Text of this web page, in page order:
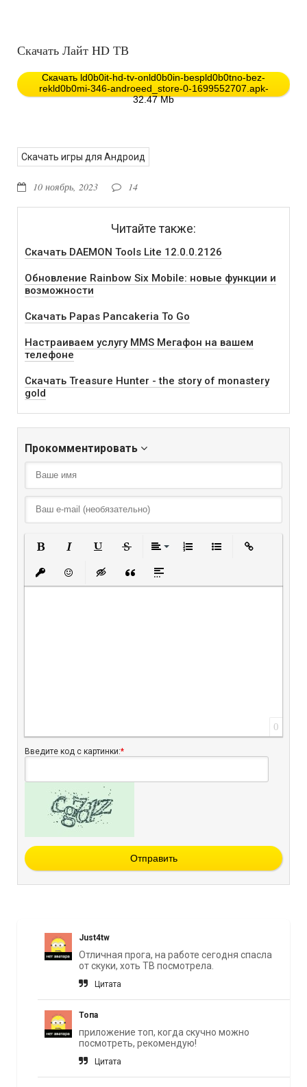
Скачать Лайт HD ТВ
Скачать ld0b0it-hd-tv-onld0b0in-bespld0b0tno-bez-
rekld0b0mi-346-androeed_store-0-1699552707.apk-
32.47 Mb
Скачать игры для Андроид
10 ноябрь, 2023 14
Читайте также:
Скачать DAEMON Tools Lite 12.0.0.2126
Обновление Rainbow Six Mobile: новые функции и
возможности
Скачать Papas Pancakeria To Go
Настраиваем услугу MMS Мегафон на вашем
телефоне
Скачать Treasure Hunter - the story of monastery
gold
Прокомментировать
Полужирный
Курсив
Вставить защищенную ссылку
Вставить смайлик
Вставка скрытого текста
Вставка цитаты
Вставка спойлера
0
Введите код с картинки:*
Отправить
Just4tw
Отличная прога, на работе сегодня спасла
от скуки, хоть ТВ посмотрела.
Цитата
Топа
приложение топ, когда скучно можно
посмотреть, рекомендую!
Цитата